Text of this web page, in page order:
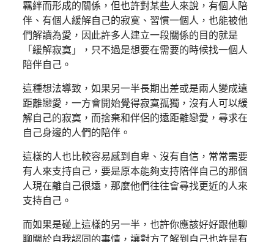
羈絆而形成的關係，但也許對某些人來說，有個人陪
伴、有個人緩解自己的寂寞、習慣一個人，也能被他
們解讀為愛，因此許多人建立一段關係的目的就是
「緩解寂寞」，只不過是想要在需要的時候找一個人
陪伴自己。
這種想法導致，如果另一半長期出差或是兩人變成遠
距離戀愛，一方會開始覺得寂寞孤獨，沒有人可以緩
解自己的寂寞，而捨棄和伴侶的遠距離戀愛，尋求在
自己身邊的人們的陪伴。
這樣的人也比較容易感到自卑、沒有自信，常常需要
有人來支持自己，要是原本能夠支持陪伴自己的那個
人現在離自己很遠，那麼他們往往會尋找更近的人來
支持自己。
而如果是碰上這樣的另一半，也許你應該好好跟他聊
聊關於自我認同的事情，讓對方了解到自己也許是有